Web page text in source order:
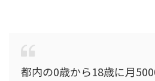
都内の0歳から18歳に月